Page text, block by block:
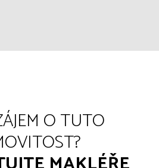
O TUTO